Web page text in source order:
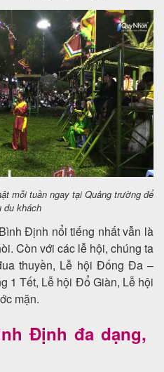
mỗi tuần ngay tại Quảng trường để
du khách
Định nổi tiếng nhất vẫn là
Còn với các lễ hội, chúng ta
thuyền, Lễ hội Đống Đa –
1 Tết, Lễ hội Đổ Giàn, Lễ hội
mặn.
Định đa dạng,